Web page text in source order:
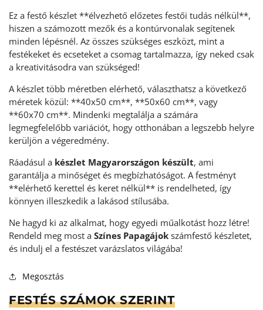
Ez a festő készlet **élvezhető előzetes festői tudás nélkül**,
hiszen a számozott mezők és a kontúrvonalak segítenek
minden lépésnél. Az összes szükséges eszközt, mint a
festékeket és ecseteket a csomag tartalmazza, így neked csak
a kreativitásodra van szükséged!
A készlet több méretben elérhető, választhatsz a következő
méretek közül: **40x50 cm**, **50x60 cm**, vagy
**60x70 cm**. Mindenki megtalálja a számára
legmegfelelőbb variációt, hogy otthonában a legszebb helyre
kerüljön a végeredmény.
Ráadásul a készlet Magyarországon készült, ami
garantálja a minőséget és megbízhatóságot. A festményt
**elérhető kerettel és keret nélkül** is rendelheted, így
könnyen illeszkedik a lakásod stílusába.
Ne hagyd ki az alkalmat, hogy egyedi műalkotást hozz létre!
Rendeld meg most a Színes Papagájok számfestő készletet,
és indulj el a festészet varázslatos világába!
Megosztás
FESTÉS SZÁMOK SZERINT